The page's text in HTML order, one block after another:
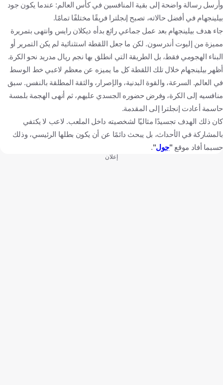
وأرسل رسالة واضحة إلى بقية المنافسين في كأس العالم: عندما يكون جود
بيلينجهام في أفضل حالاته، تصبح إنجلترا فريقًا مختلفًا تمامًا.
جاء هدف بيلينجهام بعد عمل جماعي رائع بدأه ديكلان رايس وانتهى بتمريرة
مميزة من إليوت أندرسون. لكن ما جعل اللقطة استثنائية لم يكن التمرير أو
البناء الهجومي فقط، بل الطريقة التي انطلق بها نجم ريال مدريد نحو الكرة.
أظهر بيلينجهام خلال تلك اللقطة كل ما يميزه عن معظم لاعبي خط الوسط
في العالم. السرعة، والقوة البدنية، والإصرار، والثقة المطلقة بالنفس. سبق
منافسيه إلى الكرة، وفرض حضوره الجسدي عليهم، ثم أنهى الهجمة بلمسة
حاسمة أعادت إنجلترا إلى المقدمة.
كان ذلك الهدف تجسيدًا مثاليًا لشخصيته داخل الملعب. لاعب لا يكتفي
بالمشاركة في الأحداث، بل يبحث دائمًا عن أن يكون بطلها الرئيسي، وذلك
حسبما أفاد موقع "جول"
.
إعلان